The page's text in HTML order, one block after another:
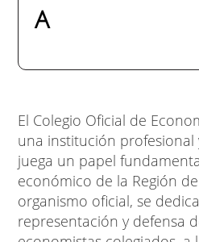
A
El Colegio Oficial de
una institución profesional
juega un papel
económico de la Región
organismo oficial, se
representación y defensa